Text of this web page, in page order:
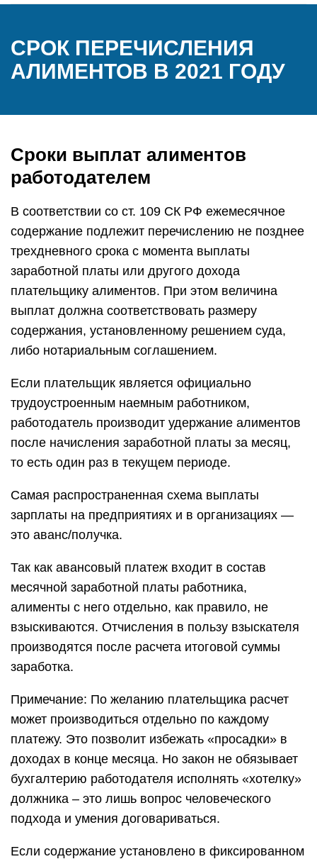
СРОК ПЕРЕЧИСЛЕНИЯ
АЛИМЕНТОВ В 2021 ГОДУ
Сроки выплат алиментов
работодателем
В соответствии со ст. 109 СК РФ ежемесячное
содержание подлежит перечислению не позднее
трехдневного срока с момента выплаты
заработной платы или другого дохода
плательщику алиментов. При этом величина
выплат должна соответствовать размеру
содержания, установленному решением суда,
либо нотариальным соглашением.
Если плательщик является официально
трудоустроенным наемным работником,
работодатель производит удержание алиментов
после начисления заработной платы за месяц,
то есть один раз в текущем периоде.
Самая распространенная схема выплаты
зарплаты на предприятиях и в организациях —
это аванс/получка.
Так как авансовый платеж входит в состав
месячной заработной платы работника,
алименты с него отдельно, как правило, не
взыскиваются. Отчисления в пользу взыскателя
производятся после расчета итоговой суммы
заработка.
Примечание: По желанию плательщика расчет
может производиться отдельно по каждому
платежу. Это позволит избежать «просадки» в
доходах в конце месяца. Но закон не обязывает
бухгалтерию работодателя исполнять «хотелку»
должника – это лишь вопрос человеческого
подхода и умения договариваться.
Если содержание установлено в фиксированном